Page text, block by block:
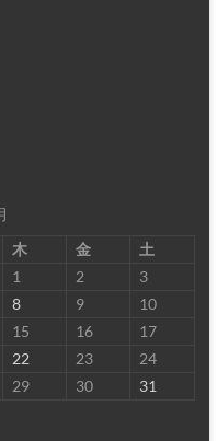
木 金
土
1
2
3
8 9
10
15 16
17
22 23
24
29 30 31